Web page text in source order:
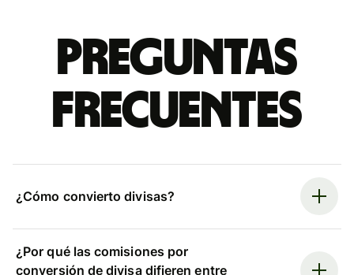
Preguntas
frecuentes
¿Cómo convierto divisas?
¿Por qué las comisiones por
conversión de divisa difieren entre